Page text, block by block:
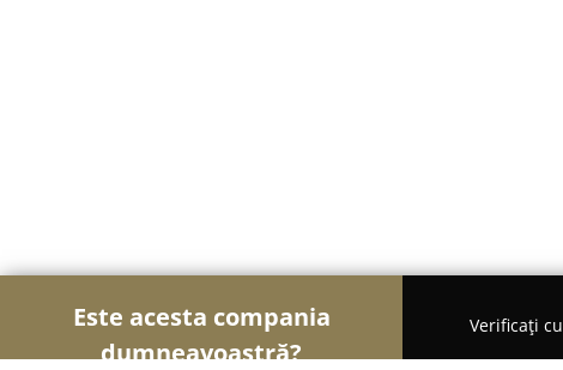
Este acesta compania
dumneavoastră?
Verificați